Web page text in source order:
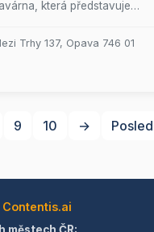
která představuje
umění. Tento
pečlivě vybraná a mistrovsky
připravená, povznese vaše
odpoledne můžete
naši čerstvě připravenou pastu,
je skutečným požitkem pro
Trhy 137, Opava 746 01
9 10 →
Contentis.ai
městech ČR: